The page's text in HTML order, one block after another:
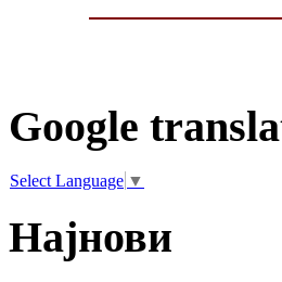
Google
Select Language ▼
Најнови